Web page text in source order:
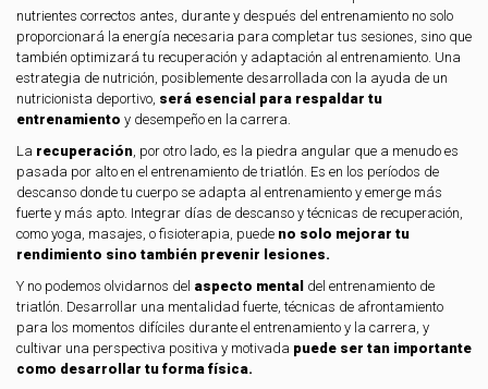
nutrientes correctos antes, durante y después del entrenamiento no solo
proporcionará la energía necesaria para completar tus sesiones, sino que
también optimizará tu recuperación y adaptación al entrenamiento. Una
estrategia de nutrición, posiblemente desarrollada con la ayuda de un
nutricionista deportivo, será esencial para respaldar tu
entrenamiento y desempeño en la carrera.
La recuperación , por otro lado, es la piedra angular que a menudo es
pasada por alto en el entrenamiento de triatlón. Es en los períodos de
descanso donde tu cuerpo se adapta al entrenamiento y emerge más
fuerte y más apto. Integrar días de descanso y técnicas de recuperación,
como yoga, masajes, o fisioterapia, puede no solo mejorar tu
rendimiento sino también prevenir lesiones.
Y no podemos olvidarnos del aspecto mental del entrenamiento de
triatlón. Desarrollar una mentalidad fuerte, técnicas de afrontamiento
para los momentos difíciles durante el entrenamiento y la carrera, y
cultivar una perspectiva positiva y motivada puede ser tan importante
como desarrollar tu forma física.